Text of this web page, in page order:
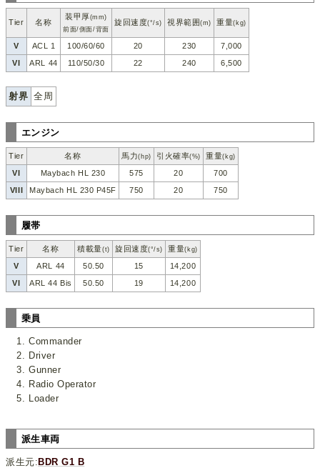
Tier 名称
装甲厚(mm)
前面/側面/背面
旋回速度(°/s) 視界範囲(m) 重量(kg)
V ACL 1 100/60/60 20 230
7,000
VI
ARL 44 110/50/30 22 240 6,500
射界 全周
エンジン
Tier 名称 馬力(hp) 引火確率(%) 重量(kg)
VI Maybach HL 230 575 20
700
VIII
Maybach HL 230 P45F 750 20 750
履帯
Tier 名称 積載量(t) 旋回速度(°/s) 重量(kg)
V ARL 44 50.50 15
14,200
VI
ARL 44 Bis 50.50 19 14,200
乗員
Commander
Driver
Gunner
Radio Operator
Loader
派生車両
派生元:BDR G1 B